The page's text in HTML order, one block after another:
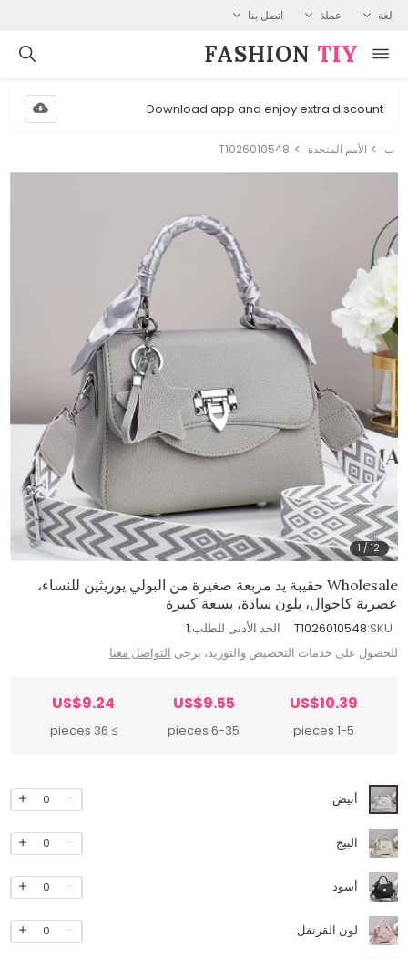
لغة عملة اتصل بنا
FASHION⁠ TIY
Download app and enjoy extra discount
ب الأمم المتحدة T1026010548
1 /12
Wholesale حقيبة يد مربعة صغيرة من البولي يوريثين للنساء،
عصرية كاجوال، بلون سادة، بسعة كبيرة
SKU:
T1026010548 الحد الأدنى للطلب:1
للحصول على خدمات التخصيص والتوريد، يرجى التواصل معنا
US$10.39
1-5 pieces
US$9.55
6-35 pieces
US$9.24
≥ 36 pieces
أبيض 0
البيج 0
أسود 0
لون القرنفل 0